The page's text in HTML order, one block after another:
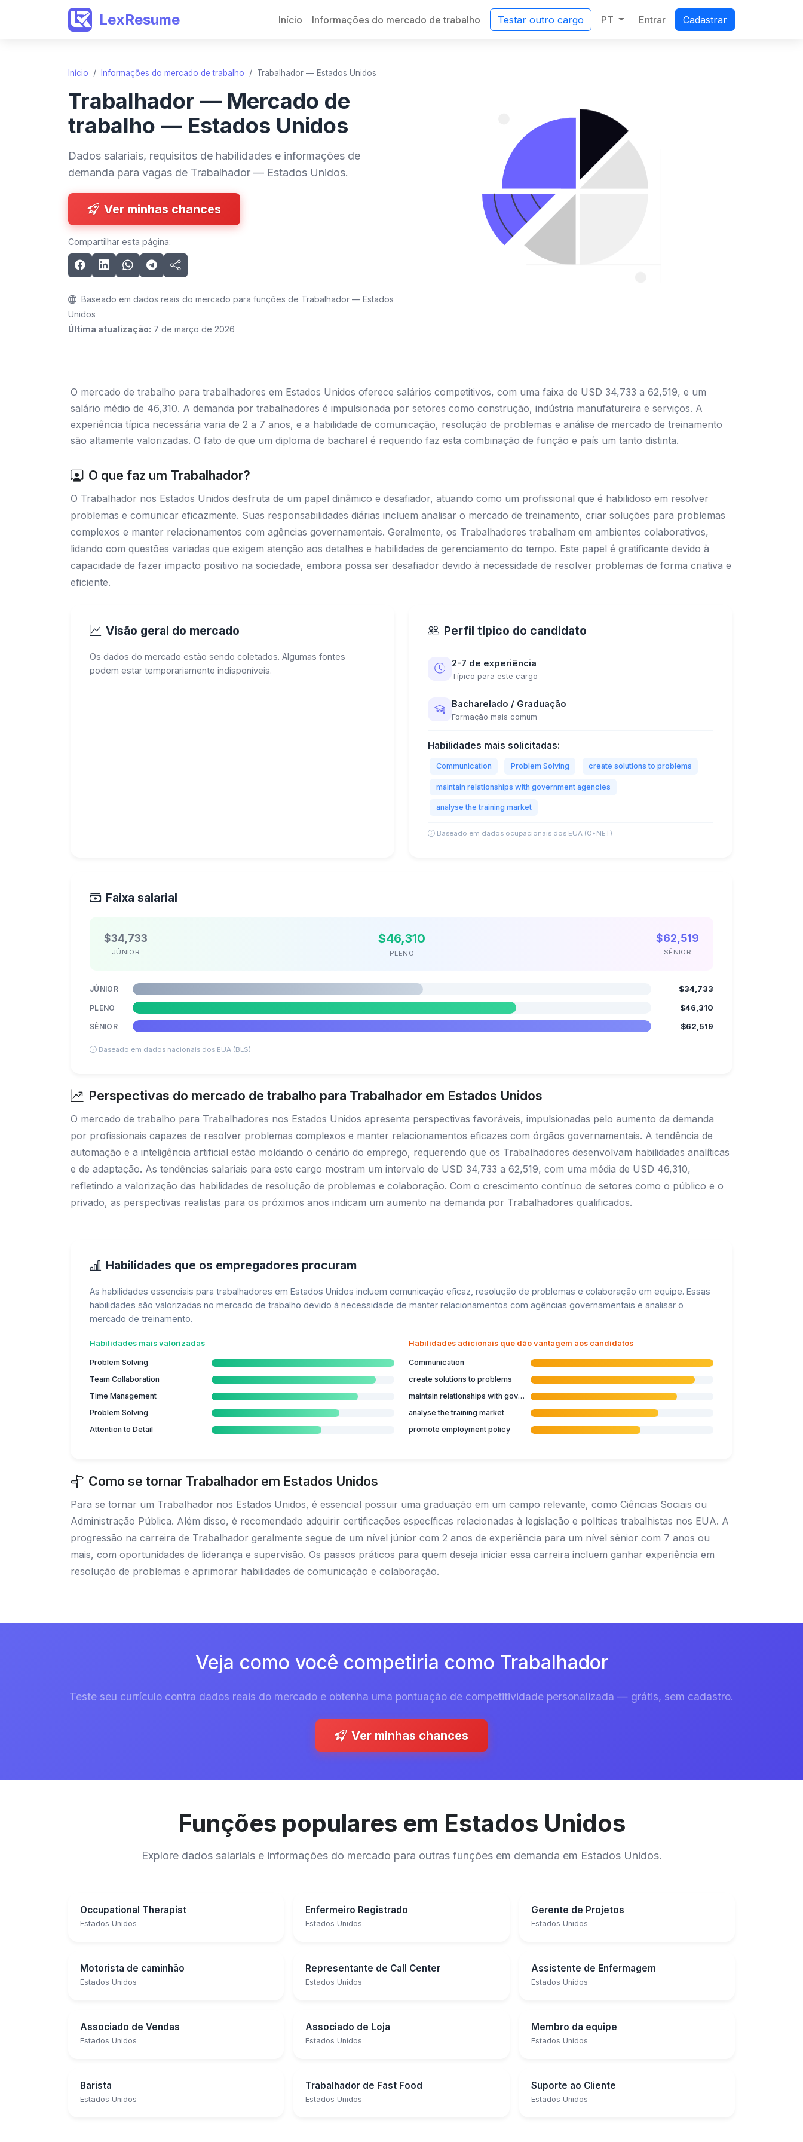
LexResume Início Informações do mercado de trabalho Testar outro cargo PT Entrar Cadastrar
Início / Informações do mercado de trabalho / Trabalhador — Estados Unidos
Trabalhador — Mercado de
trabalho — Estados Unidos
Dados salariais, requisitos de habilidades e informações de
demanda para vagas de Trabalhador — Estados Unidos.
Ver minhas chances
Compartilhar esta página:
Baseado em dados reais do mercado para funções de Trabalhador — Estados
Unidos
Última atualização: 7 de março de 2026
O mercado de trabalho para trabalhadores em Estados Unidos oferece salários competitivos, com uma faixa de USD 34,733 a 62,519, e um
salário médio de 46,310. A demanda por trabalhadores é impulsionada por setores como construção, indústria manufatureira e serviços. A
experiência típica necessária varia de 2 a 7 anos, e a habilidade de comunicação, resolução de problemas e análise de mercado de treinamento
são altamente valorizadas. O fato de que um diploma de bacharel é requerido faz esta combinação de função e país um tanto distinta.
O que faz um Trabalhador?
O Trabalhador nos Estados Unidos desfruta de um papel dinâmico e desafiador, atuando como um profissional que é habilidoso em resolver
problemas e comunicar eficazmente. Suas responsabilidades diárias incluem analisar o mercado de treinamento, criar soluções para problemas
complexos e manter relacionamentos com agências governamentais. Geralmente, os Trabalhadores trabalham em ambientes colaborativos,
lidando com questões variadas que exigem atenção aos detalhes e habilidades de gerenciamento do tempo. Este papel é gratificante devido à
capacidade de fazer impacto positivo na sociedade, embora possa ser desafiador devido à necessidade de resolver problemas de forma criativa e
eficiente.
Visão geral do mercado
Os dados do mercado estão sendo coletados. Algumas fontes
podem estar temporariamente indisponíveis.
Perfil típico do candidato
2-7 de experiência
Típico para este cargo
Bacharelado / Graduação
Formação mais comum
Habilidades mais solicitadas:
Communication Problem Solving create solutions to problems
maintain relationships with government agencies
analyse the training market
Baseado em dados ocupacionais dos EUA (O*NET)
Faixa salarial
$34,733
JÚNIOR
$46,310
PLENO
$62,519
SÊNIOR
JÚNIOR $34,733
PLENO $46,310
SÊNIOR $62,519
Baseado em dados nacionais dos EUA (BLS)
Perspectivas do mercado de trabalho para Trabalhador em Estados Unidos
O mercado de trabalho para Trabalhadores nos Estados Unidos apresenta perspectivas favoráveis, impulsionadas pelo aumento da demanda
por profissionais capazes de resolver problemas complexos e manter relacionamentos eficazes com órgãos governamentais. A tendência de
automação e a inteligência artificial estão moldando o cenário do emprego, requerendo que os Trabalhadores desenvolvam habilidades analíticas
e de adaptação. As tendências salariais para este cargo mostram um intervalo de USD 34,733 a 62,519, com uma média de USD 46,310,
refletindo a valorização das habilidades de resolução de problemas e colaboração. Com o crescimento contínuo de setores como o público e o
privado, as perspectivas realistas para os próximos anos indicam um aumento na demanda por Trabalhadores qualificados.
Habilidades que os empregadores procuram
As habilidades essenciais para trabalhadores em Estados Unidos incluem comunicação eficaz, resolução de problemas e colaboração em equipe. Essas
habilidades são valorizadas no mercado de trabalho devido à necessidade de manter relacionamentos com agências governamentais e analisar o
mercado de treinamento.
Habilidades mais valorizadas
Problem Solving
Team Collaboration
Time Management
Problem Solving
Attention to Detail
Habilidades adicionais que dão vantagem aos candidatos
Communication
create solutions to problems
maintain relationships with government agencies
analyse the training market
promote employment policy
Como se tornar Trabalhador em Estados Unidos
Para se tornar um Trabalhador nos Estados Unidos, é essencial possuir uma graduação em um campo relevante, como Ciências Sociais ou
Administração Pública. Além disso, é recomendado adquirir certificações específicas relacionadas à legislação e políticas trabalhistas nos EUA. A
progressão na carreira de Trabalhador geralmente segue de um nível júnior com 2 anos de experiência para um nível sênior com 7 anos ou
mais, com oportunidades de liderança e supervisão. Os passos práticos para quem deseja iniciar essa carreira incluem ganhar experiência em
resolução de problemas e aprimorar habilidades de comunicação e colaboração.
Veja como você competiria como Trabalhador
Teste seu currículo contra dados reais do mercado e obtenha uma pontuação de competitividade personalizada — grátis, sem cadastro.
Ver minhas chances
Funções populares em Estados Unidos
Explore dados salariais e informações do mercado para outras funções em demanda em Estados Unidos.
Occupational Therapist
Estados Unidos
Enfermeiro Registrado
Estados Unidos
Gerente de Projetos
Estados Unidos
Motorista de caminhão
Estados Unidos
Representante de Call Center
Estados Unidos
Assistente de Enfermagem
Estados Unidos
Associado de Vendas
Estados Unidos
Associado de Loja
Estados Unidos
Membro da equipe
Estados Unidos
Barista
Estados Unidos
Trabalhador de Fast Food
Estados Unidos
Suporte ao Cliente
Estados Unidos